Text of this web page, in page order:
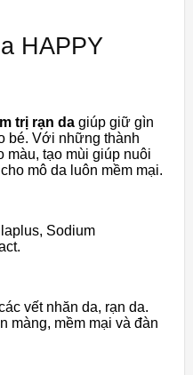
HAPPY
trị rạn da giúp giữ gìn
bé. Với những thành
màu, tạo mùi giúp nuôi
mô da luôn mềm mại.
Sodium
vết nhăn da, rạn da.
màng, mềm mại và đàn